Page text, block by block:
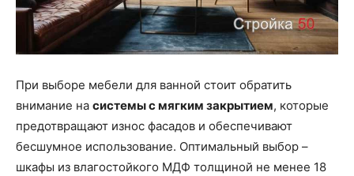
При выборе мебели для ванной стоит обратить
внимание на системы с мягким закрытием, которые
предотвращают износ фасадов и обеспечивают
бесшумное использование. Оптимальный выбор –
шкафы из влагостойкого МДФ толщиной не менее 18